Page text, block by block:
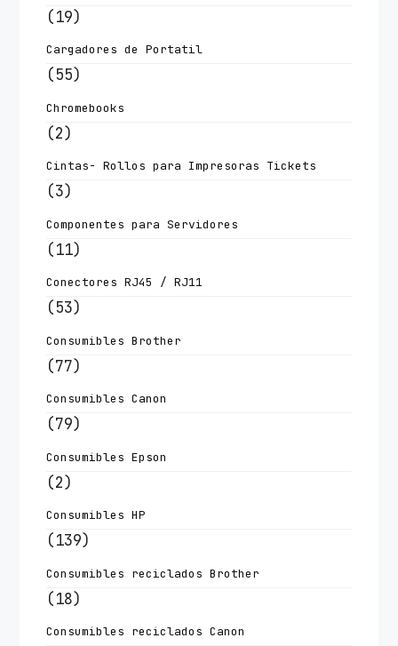
(19)
Cargadores de Portatil
(55)
Chromebooks
(2)
Cintas- Rollos para Impresoras Tickets
(3)
Componentes para Servidores
(11)
Conectores RJ45 / RJ11
(53)
Consumibles Brother
(77)
Consumibles Canon
(79)
Consumibles Epson
(2)
Consumibles HP
(139)
Consumibles reciclados Brother
(18)
Consumibles reciclados Canon